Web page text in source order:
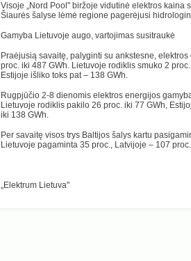
Visoje „Nord Pool" biržoje vidutinė elektros kaina
Šiaurės šalyse lėmė regione pagerėjusi
Gamyba Lietuvoje augo, vartojimas susitraukė
Praėjusią savaitę, palyginti su ankstesne,
proc. iki 487 GWh. Lietuvoje rodiklis smuko 2
Estijoje išliko toks pat – 138 GWh.
Rugpjūčio 2-8 dienomis elektros energijos
Lietuvoje rodiklis pakilo 26 proc. iki 77 GWh,
iki 138 GWh.
Per savaitę visos trys Baltijos šalys kartu
Lietuvoje pagaminta 35 proc., Latvijoje – 107
„Elektrum Lietuva"